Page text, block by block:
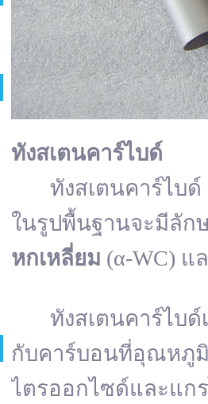
ทังสเตนคาร์ไบด์
ทังสเตนคาร์ไบด์ (
ในรูปพื้นฐานจะมีลัก
หกเหลี่ยม (α-WC) แ
ทังสเตนคาร์ไบด์เ
กับคาร์บอนที่อุณหภูมิ
ไตรออกไซด์และแก